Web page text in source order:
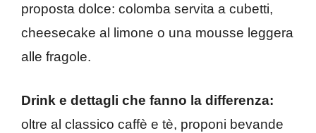
proposta dolce: colomba servita a cubetti,
cheesecake al limone o una mousse leggera
alle fragole.
Drink e dettagli che fanno la differenza:
oltre al classico caffè e tè, proponi bevande